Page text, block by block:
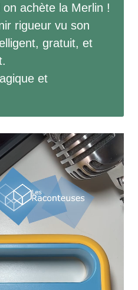
achète la Merlin !
rigueur vu son
gratuit, et
et